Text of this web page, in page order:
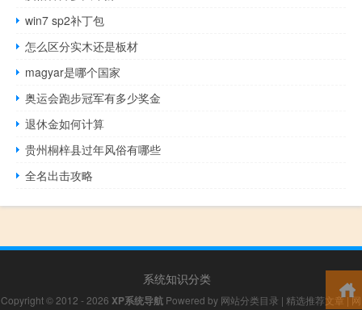
win7 sp2补丁包
怎么区分实木还是板材
magyar是哪个国家
奥运会跑步冠军有多少奖金
退休金如何计算
贵州桐梓县过年风俗有哪些
全名出击攻略
系统知识分类
Copyright © 2012 - 2026 XP系统导航 Powered by 网站分类目录 | 精选推荐文章|网